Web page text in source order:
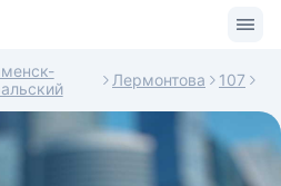
Лермонтова 107